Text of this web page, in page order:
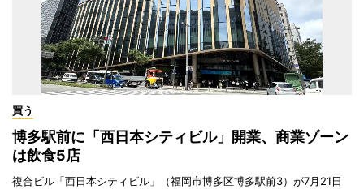
買う
博多駅前に「西日本シティビル」開業、商業ゾーン
は飲食5店
複合ビル「西日本シティビル」（福岡市博多区博多駅前3）が7月21日